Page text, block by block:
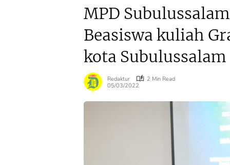
MPD
Beasiswa kuliah
kota Subulussalam
Redaktur
2 Min Read
05/03/2022
Agraria Agraria
Menteri
‘Deadline’
Verifikasi
Maksimal 3
Jangan Bikin